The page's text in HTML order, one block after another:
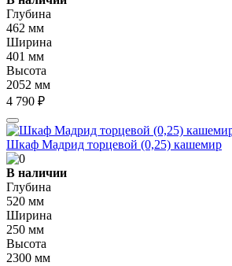
Глубина
462 мм
Ширина
401 мм
Высота
2052 мм
4 790 ₽
Шкаф Мадрид торцевой (0,25) кашемир
В наличии
Глубина
520 мм
Ширина
250 мм
Высота
2300 мм